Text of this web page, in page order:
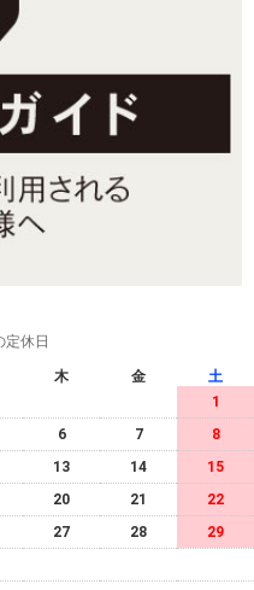
定休日
木 金
土
1
6 7
8
13 14
15
20 21
22
27 28
29